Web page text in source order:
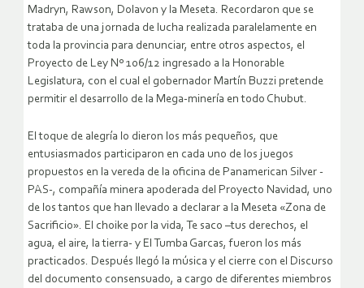
Madryn, Rawson, Dolavon y la Meseta. Recordaron que se
trataba de una jornada de lucha realizada paralelamente en
toda la provincia para denunciar, entre otros aspectos, el
Proyecto de Ley Nº 106/12 ingresado a la Honorable
Legislatura, con el cual el gobernador Martín Buzzi pretende
permitir el desarrollo de la Mega-minería en todo Chubut.
El toque de alegría lo dieron los más pequeños, que
entusiasmados participaron en cada uno de los juegos
propuestos en la vereda de la oficina de Panamerican Silver -
PAS-, compañía minera apoderada del Proyecto Navidad, uno
de los tantos que han llevado a declarar a la Meseta «Zona de
Sacrificio». El choike por la vida, Te saco –tus derechos, el
agua, el aire, la tierra- y El Tumba Garcas, fueron los más
practicados. Después llegó la música y el cierre con el Discurso
del documento consensuado, a cargo de diferentes miembros